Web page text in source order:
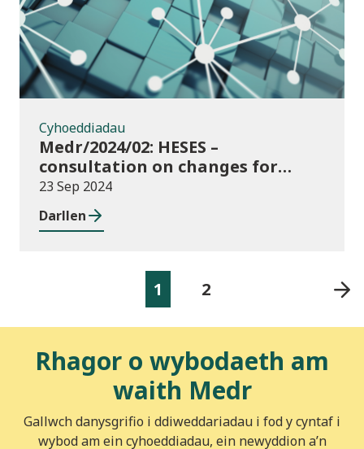
Cyhoeddiadau
Medr/2024/02: HESES –
consultation on changes for
2024/25 collection of Degree
Apprenticeship in-year data
23 Sep 2024
Darllen
1 2
Rhagor o wybodaeth am
waith Medr
Gallwch danysgrifio i ddiweddariadau i fod y cyntaf i
wybod am ein cyhoeddiadau, ein newyddion a’n